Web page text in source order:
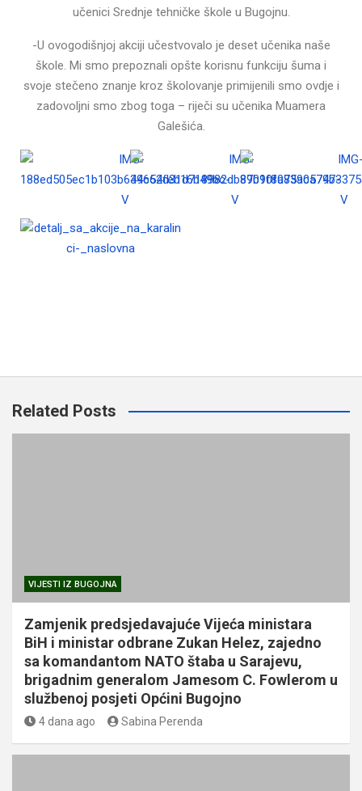
učenici Srednje tehničke škole u Bugojnu.
-U ovogodišnjoj akciji učestvovalo je deset učenika naše
škole. Mi smo prepoznali opšte korisnu funkciju šuma i
svoje stečeno znanje kroz školovanje primijenili smo ovdje i
zadovoljni smo zbog toga – riječi su učenika Muamera
Galešića.
Related Posts
VIJESTI IZ BUGOJNA
Zamjenik predsjedavajuće Vijeća ministara
BiH i ministar odbrane Zukan Helez, zajedno
sa komandantom NATO štaba u Sarajevu,
brigadnim generalom Jamesom C. Fowlerom u
službenoj posjeti Općini Bugojno
4 dana ago Sabina Perenda